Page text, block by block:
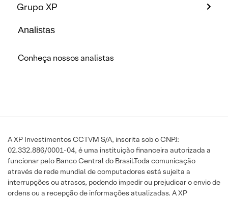
Grupo XP
Analistas
Conheça nossos analistas
A XP Investimentos CCTVM S/A, inscrita sob o CNPJ:
02.332.886/0001-04, é uma instituição financeira autorizada a
funcionar pelo Banco Central do Brasil.Toda comunicação
através de rede mundial de computadores está sujeita a
interrupções ou atrasos, podendo impedir ou prejudicar o envio de
ordens ou a recepção de informações atualizadas. A XP